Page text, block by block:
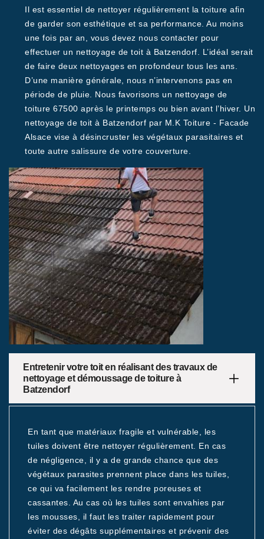
Il est essentiel de nettoyer régulièrement la toiture afin
de garder son esthétique et sa performance. Au moins
une fois par an, vous devez nous contacter pour
effectuer un nettoyage de toit à Batzendorf. L’idéal serait
de faire deux nettoyages en profondeur tous les ans.
D’une manière générale, nous n’intervenons pas en
période de pluie. Nous favorisons un nettoyage de
toiture 67500 après le printemps ou bien avant l’hiver. Un
nettoyage de toit à Batzendorf par M.K Toiture - Facade
Alsace vise à désincruster les végétaux parasitaires et
toute autre salissure de votre couverture.
Entretenir votre toit en réalisant des travaux de
nettoyage et démoussage de toiture à
Batzendorf
En tant que matériaux fragile et vulnérable, les
tuiles doivent être nettoyer régulièrement. En cas
de négligence, il y a de grande chance que des
végétaux parasites prennent place dans les tuiles,
ce qui va facilement les rendre poreuses et
cassantes. Au cas où les tuiles sont envahies par
les mousses, il faut les traiter rapidement pour
éviter des dégâts supplémentaires et prévenir des